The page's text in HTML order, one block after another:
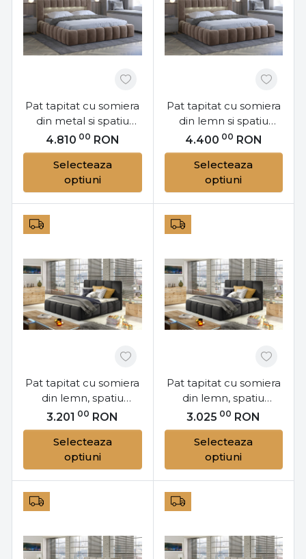
Pat tapitat cu somiera
din metal si spatiu
pentru depozitare,
140x200 cm, Lamica
M141, Eltap
4.810 00 RON
Selecteaza
optiuni
Pat tapitat cu somiera
din lemn si spatiu
pentru depozitare,
140x200 cm, Lamica
L141, Eltap
4.400 00 RON
Selecteaza
optiuni
Pat tapitat cu somiera
din lemn, spatiu
pentru depozitare si
mecanism de ridicare
cu arc, 160x200 cm,
Edvige SET12, Eltap
3.201 00 RON
Selecteaza
optiuni
Pat tapitat cu somiera
din lemn, spatiu
pentru depozitare si
mecanism de ridicare
cu arc, 140x200 cm,
Edvige SET12, Eltap
3.025 00 RON
Selecteaza
optiuni